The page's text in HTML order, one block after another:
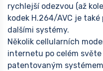
rychlejší odezvou (až
kodek H.264/AVC je
dalšími systémy.
Několik cellularních
internetu po celém
patentovaným